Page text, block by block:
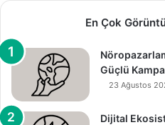
En Çok
Güçlü
23 Ağustos
Dijital